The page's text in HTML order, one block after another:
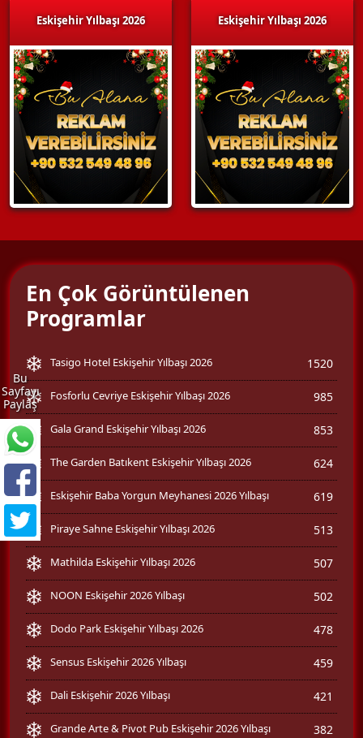
Eskişehir Yılbaşı 2026 Eskişehir Yılbaşı 2026
Bu
Sayfayı
Paylaş
En Çok Görüntülenen
Programlar
Tasigo Hotel Eskişehir Yılbaşı 2026 1520
Fosforlu Cevriye Eskişehir Yılbaşı 2026 985
Gala Grand Eskişehir Yılbaşı 2026 853
The Garden Batıkent Eskişehir Yılbaşı 2026 624
Eskişehir Baba Yorgun Meyhanesi 2026 Yılbaşı 619
Piraye Sahne Eskişehir Yılbaşı 2026 513
Mathilda Eskişehir Yılbaşı 2026 507
NOON Eskişehir 2026 Yılbaşı 502
Dodo Park Eskişehir Yılbaşı 2026 478
Sensus Eskişehir 2026 Yılbaşı 459
Dali Eskişehir 2026 Yılbaşı 421
Grande Arte & Pivot Pub Eskişehir 2026 Yılbaşı 382